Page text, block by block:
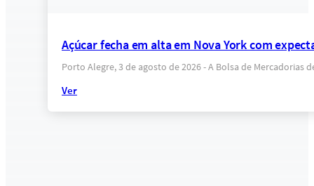
Açúcar fecha em alta em Nova York com
Porto Alegre, 3 de agosto de 2026 - A Bolsa de Mercadorias
Ver